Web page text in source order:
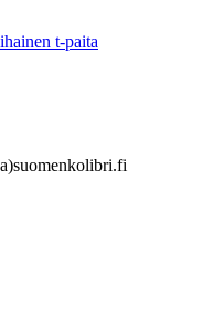
t-paita